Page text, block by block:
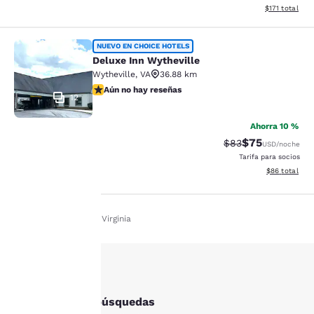
Ver detalles
$171 total
Deluxe Inn Wytheville
12
NUEVO EN CHOICE HOTELS
Deluxe Inn Wytheville
Wytheville, VA
36.88 km
Aún no hay reseñas
Aún no hay reseñas
Ahorra 10 %
Tarifa tachada:
$83Tarifa
$75USD/noche
Tarifa para socios
Ver detalles
$86 total
Virginia
Otras Hillsville búsquedas